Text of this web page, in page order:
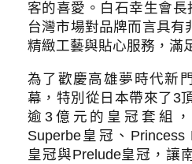
客的喜愛。白石幸生會
台灣市場對品牌而言具有
精緻工藝與貼心服務，滿
為了歡慶高雄夢時代新
幕，特別從日本帶來了 3
逾 3億元的皇冠套組
Superbe 皇冠、 Princess
皇冠與Prelude皇冠，讓